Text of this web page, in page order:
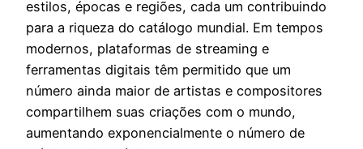
estilos, épocas e regiões, cada um contribuindo
para a riqueza do catálogo mundial. Em tempos
modernos, plataformas de streaming e
ferramentas digitais têm permitido que um
número ainda maior de artistas e compositores
compartilhem suas criações com o mundo,
aumentando exponencialmente o número de